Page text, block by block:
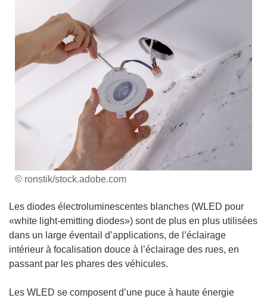
© ronstik/stock.adobe.com
Les diodes électroluminescentes blanches (WLED pour
«white light-emitting diodes») sont de plus en plus utilisées
dans un large éventail d’applications, de l’éclairage
intérieur à focalisation douce à l’éclairage des rues, en
passant par les phares des véhicules.
Les WLED se composent d’une puce à haute énergie